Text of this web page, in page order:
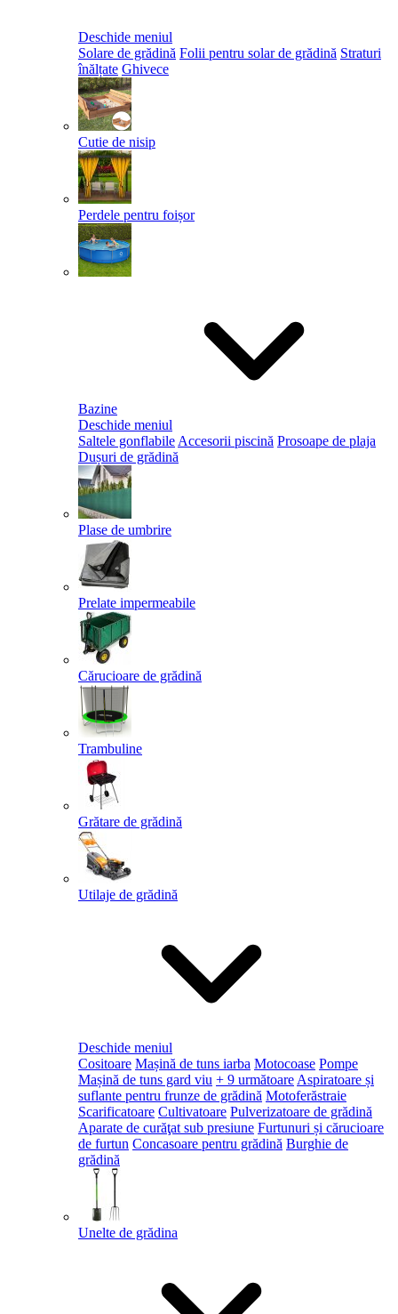
Deschide meniul
Solare de grădină Folii pentru solar de grădină Straturi
înălțate Ghivece
Cutie de nisip
Perdele pentru foișor
Bazine
Deschide meniul
Saltele gonflabile Accesorii piscină Prosoape de plaja
Dușuri de grădină
Plase de umbrire
Prelate impermeabile
Cărucioare de grădină
Trambuline
Grătare de grădină
Utilaje de grădină
Deschide meniul
Cositoare Mașină de tuns iarba Motocoase Pompe
Mașină de tuns gard viu + 9 următoare Aspiratoare și
suflante pentru frunze de grădină Motoferăstraie
Scarificatoare Cultivatoare Pulverizatoare de grădină
Aparate de curăţat sub presiune Furtunuri și cărucioare
de furtun Concasoare pentru grădină Burghie de
grădină
Unelte de grădina